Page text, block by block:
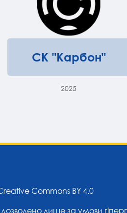
СК "Карбон"
2025
Commons BY 4.0
дозволено лише за умови